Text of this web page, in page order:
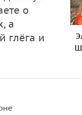
о
а
глёга и